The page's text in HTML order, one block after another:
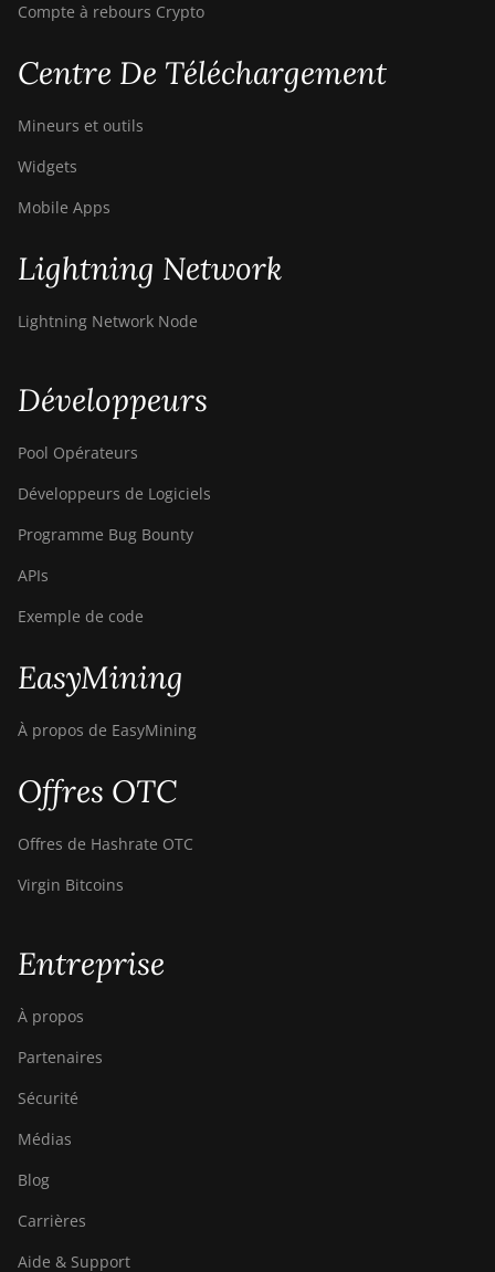
Compte à rebours Crypto
Centre De Téléchargement
Mineurs et outils
Widgets
Mobile Apps
Lightning Network
Lightning Network Node
Développeurs
Pool Opérateurs
Développeurs de Logiciels
Programme Bug Bounty
APIs
Exemple de code
EasyMining
À propos de EasyMining
Offres OTC
Offres de Hashrate OTC
Virgin Bitcoins
Entreprise
À propos
Partenaires
Sécurité
Médias
Blog
Carrières
Aide & Support